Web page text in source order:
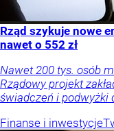
Rząd szykuje nowe
nawet o 552 zł
Nawet 200 tys. osób
Rządowy projekt
świadczeń i podwyżki
Finanse i inwestycje